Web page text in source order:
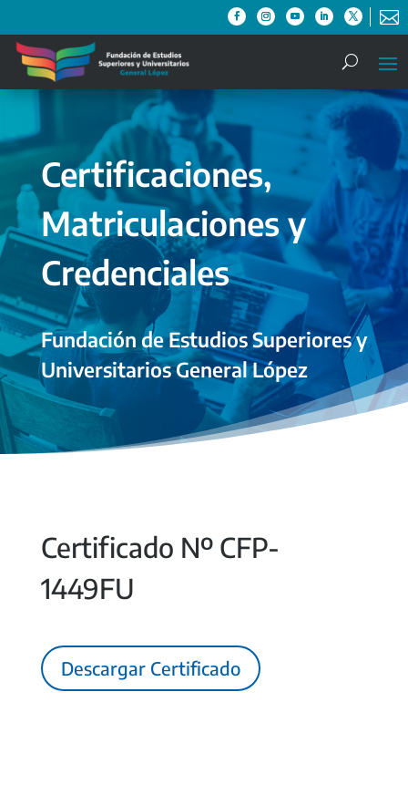

Certificaciones,
Matriculaciones y
Credenciales
Fundación de Estudios Superiores y
Universitarios General López
Certificado Nº CFP-
1449FU
Descargar Certificado